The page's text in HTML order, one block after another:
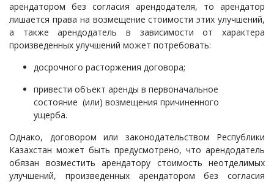
арендатором без согласия арендодателя, то арендатор
лишается права на возмещение стоимости этих улучшений,
а также арендодатель в зависимости от характера
произведенных улучшений может потребовать:
досрочного расторжения договора;
привести объект аренды в первоначальное
состояние (или) возмещения причиненного
ущерба.
Однако, договором или законодательством Республики
Казахстан может быть предусмотрено, что арендодатель
обязан возместить арендатору стоимость неотделимых
улучшений, произведенных арендатором без согласия